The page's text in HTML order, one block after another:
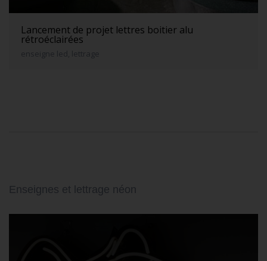
Lancement de projet lettres boitier alu
rétroéclairées
enseigne led, lettrage
Enseignes et lettrage néon